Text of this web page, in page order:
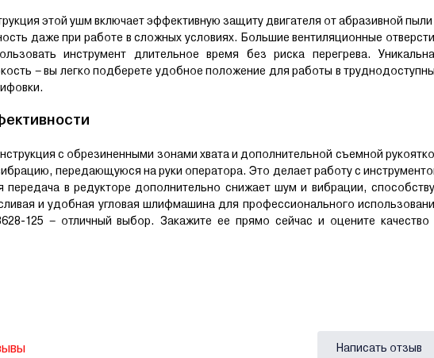
этой ушм включает эффективную защиту двигателя от абразивной пыли
даже при работе в сложных условиях. Большие вентиляционные
инструмент длительное время без риска перегрева.
– вы легко подберете удобное положение для работы в
с обрезиненными зонами хвата и дополнительной съемной
передающуюся на руки оператора. Это делает работу с
в редукторе дополнительно снижает шум и вибрации,
и удобная угловая шлифмашина для профессионального
125 – отличный выбор. Закажите ее прямо сейчас и оцените качество
Написать отзыв